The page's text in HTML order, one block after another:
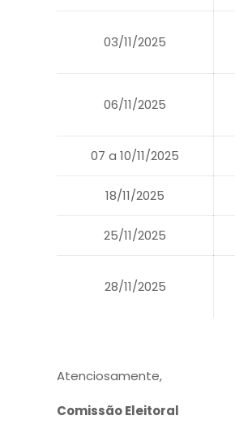
03/11/2025
06/11/2025
07 a 10/11/2025
18/11/2025
25/11/2025
28/11/2025
Atenciosamente,
Comissão Eleitoral